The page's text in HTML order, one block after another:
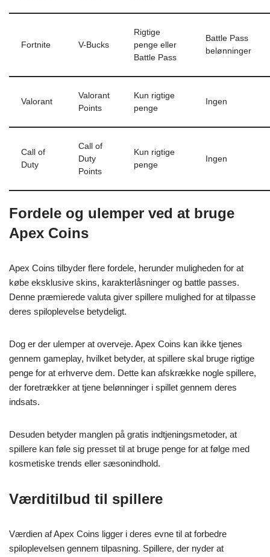
Fortnite V-Bucks
Rigtige
penge eller
Battle Pass
Battle Pass
belønninger
Valorant
Valorant
Points
Kun rigtige
penge
Ingen
Call of
Duty
Call of
Duty
Points
Kun rigtige
penge
Ingen
Fordele og ulemper ved at bruge
Apex Coins
Apex Coins tilbyder flere fordele, herunder muligheden for at
købe eksklusive skins, karakterlåsninger og battle passes.
Denne præmierede valuta giver spillere mulighed for at tilpasse
deres spiloplevelse betydeligt.
Dog er der ulemper at overveje. Apex Coins kan ikke tjenes
gennem gameplay, hvilket betyder, at spillere skal bruge rigtige
penge for at erhverve dem. Dette kan afskrække nogle spillere,
der foretrækker at tjene belønninger i spillet gennem deres
indsats.
Desuden betyder manglen på gratis indtjeningsmetoder, at
spillere kan føle sig presset til at bruge penge for at følge med
kosmetiske trends eller sæsonindhold.
Værditilbud til spillere
Værdien af Apex Coins ligger i deres evne til at forbedre
spiloplevelsen gennem tilpasning. Spillere, der nyder at